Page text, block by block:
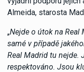
Almeida, starosta
„Nejde o útok na Real
samé v případě
Real Madrid tu nejde.
respektováno. Jsou